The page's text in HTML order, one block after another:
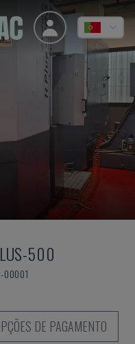
500
00001
DE PAGAMENTO